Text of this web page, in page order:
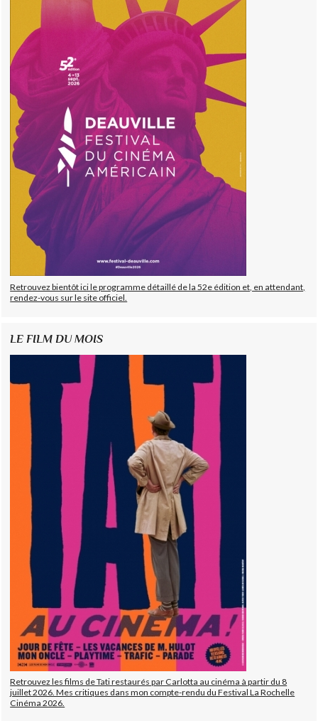
Retrouvez bientôt ici le programme détaillé de la 52e édition et, en attendant,
rendez-vous sur le site officiel.
LE FILM DU MOIS
Retrouvez les films de Tati restaurés par Carlotta au cinéma à partir du 8
juillet 2026. Mes critiques dans mon compte-rendu du Festival La Rochelle
Cinéma 2026.